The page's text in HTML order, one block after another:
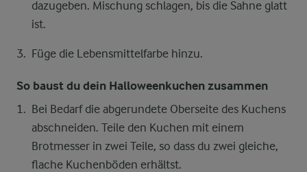
dazugeben. Mischung schlagen, bis die Sahne glatt
ist.
Füge die Lebensmittelfarbe hinzu.
So baust du dein Halloweenkuchen zusammen
Bei Bedarf die abgerundete Oberseite des Kuchens
abschneiden. Teile den Kuchen mit einem
Brotmesser in zwei Teile, so dass du zwei gleiche,
flache Kuchenböden erhältst.